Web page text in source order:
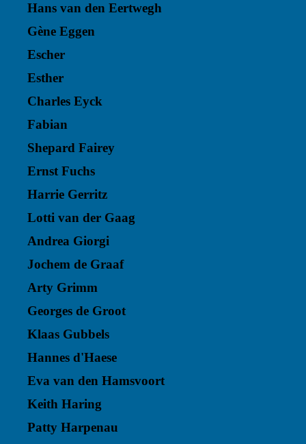
Hans van den Eertwegh
Gène Eggen
Escher
Esther
Charles Eyck
Fabian
Shepard Fairey
Ernst Fuchs
Harrie Gerritz
Lotti van der Gaag
Andrea Giorgi
Jochem de Graaf
Arty Grimm
Georges de Groot
Klaas Gubbels
Hannes d'Haese
Eva van den Hamsvoort
Keith Haring
Patty Harpenau